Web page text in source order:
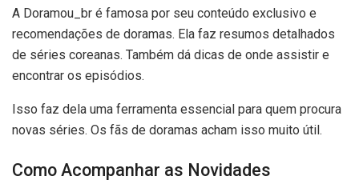
A Doramou_br é famosa por seu conteúdo exclusivo e
recomendações de doramas. Ela faz resumos detalhados
de séries coreanas. Também dá dicas de onde assistir e
encontrar os episódios.
Isso faz dela uma ferramenta essencial para quem procura
novas séries. Os fãs de doramas acham isso muito útil.
Como Acompanhar as Novidades